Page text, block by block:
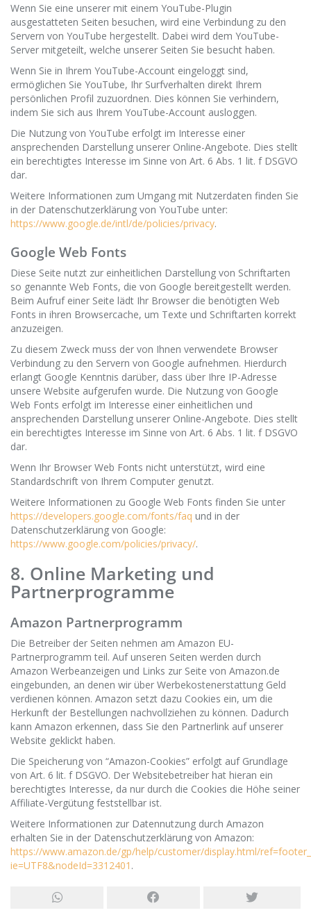
Wenn Sie eine unserer mit einem YouTube-Plugin
ausgestatteten Seiten besuchen, wird eine Verbindung zu den
Servern von YouTube hergestellt. Dabei wird dem YouTube-
Server mitgeteilt, welche unserer Seiten Sie besucht haben.
Wenn Sie in Ihrem YouTube-Account eingeloggt sind,
ermöglichen Sie YouTube, Ihr Surfverhalten direkt Ihrem
persönlichen Profil zuzuordnen. Dies können Sie verhindern,
indem Sie sich aus Ihrem YouTube-Account ausloggen.
Die Nutzung von YouTube erfolgt im Interesse einer
ansprechenden Darstellung unserer Online-Angebote. Dies stellt
ein berechtigtes Interesse im Sinne von Art. 6 Abs. 1 lit. f DSGVO
dar.
Weitere Informationen zum Umgang mit Nutzerdaten finden Sie
in der Datenschutzerklärung von YouTube unter:
https://www.google.de/intl/de/policies/privacy.
Google Web Fonts
Diese Seite nutzt zur einheitlichen Darstellung von Schriftarten
so genannte Web Fonts, die von Google bereitgestellt werden.
Beim Aufruf einer Seite lädt Ihr Browser die benötigten Web
Fonts in ihren Browsercache, um Texte und Schriftarten korrekt
anzuzeigen.
Zu diesem Zweck muss der von Ihnen verwendete Browser
Verbindung zu den Servern von Google aufnehmen. Hierdurch
erlangt Google Kenntnis darüber, dass über Ihre IP-Adresse
unsere Website aufgerufen wurde. Die Nutzung von Google
Web Fonts erfolgt im Interesse einer einheitlichen und
ansprechenden Darstellung unserer Online-Angebote. Dies stellt
ein berechtigtes Interesse im Sinne von Art. 6 Abs. 1 lit. f DSGVO
dar.
Wenn Ihr Browser Web Fonts nicht unterstützt, wird eine
Standardschrift von Ihrem Computer genutzt.
Weitere Informationen zu Google Web Fonts finden Sie unter
https://developers.google.com/fonts/faq und in der
Datenschutzerklärung von Google:
https://www.google.com/policies/privacy/.
8. Online Marketing und
Partnerprogramme
Amazon Partnerprogramm
Die Betreiber der Seiten nehmen am Amazon EU-
Partnerprogramm teil. Auf unseren Seiten werden durch
Amazon Werbeanzeigen und Links zur Seite von Amazon.de
eingebunden, an denen wir über Werbekostenerstattung Geld
verdienen können. Amazon setzt dazu Cookies ein, um die
Herkunft der Bestellungen nachvollziehen zu können. Dadurch
kann Amazon erkennen, dass Sie den Partnerlink auf unserer
Website geklickt haben.
Die Speicherung von “Amazon-Cookies” erfolgt auf Grundlage
von Art. 6 lit. f DSGVO. Der Websitebetreiber hat hieran ein
berechtigtes Interesse, da nur durch die Cookies die Höhe seiner
Affiliate-Vergütung feststellbar ist.
Weitere Informationen zur Datennutzung durch Amazon
erhalten Sie in der Datenschutzerklärung von Amazon:
https://www.amazon.de/gp/help/customer/display.html/
ie=UTF8&nodeId=3312401 .